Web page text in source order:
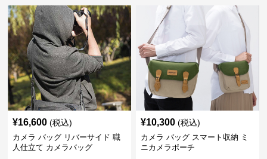
¥16,600 (税込)
カメラ バッグ リバーサイド 職
人仕立て カメラバッグ
¥10,300 (税込)
カメラ バッグ スマート収納 ミ
ニカメラポーチ